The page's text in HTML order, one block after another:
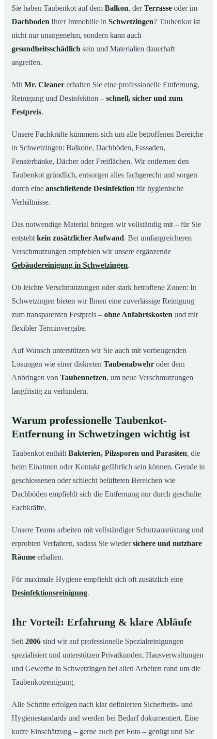
Taubenkot entfernen in Schwetzingen & Umgebung
05 Jetzt Angebot für die Taubenkot-Entfernung in
entfernt
Sie haben Taubenkot auf dem Balkon, derTerrasse oder im
Dachboden Ihrer Immobilie in Schwetzingen? Taubenkot ist
nicht nur unangenehm, sondern kann auch
gesundheitsschädlich sein und Materialien dauerhaft
angreifen.
Mit Mr. Cleaner erhalten Sie eine professionelle Entfernung,
Reinigung und Desinfektion – schnell, sicher und zum
Festpreis.
Unsere Fachkräfte kümmern sich um alle betroffenen Bereiche
in Schwetzingen: Balkone, Dachböden, Fassaden,
Fensterbänke, Dächer oder Freiflächen. Wir entfernen den
Taubenkot gründlich, entsorgen alles fachgerecht und sorgen
durch eine anschließende Desinfektion für hygienische
Verhältnisse.
Das notwendige Material bringen wir vollständig mit – für Sie
entsteht kein zusätzlicher Aufwand. Bei umfangreicheren
Verschmutzungen empfehlen wir unsere ergänzende
Gebäudereinigung in Schwetzingen.
Ob leichte Verschmutzungen oder stark betroffene Zonen: In
Schwetzingen bieten wir Ihnen eine zuverlässige Reinigung
zum transparenten Festpreis – ohne Anfahrtskosten und mit
flexibler Terminvergabe.
Auf Wunsch unterstützen wir Sie auch mit vorbeugenden
Lösungen wie einer diskreten Taubenabwehr oder dem
Anbringen von Taubennetzen, um neue Verschmutzungen
langfristig zu verhindern.
Warum professionelle Taubenkot-
Entfernung in Schwetzingen wichtig ist
Taubenkot enthält Bakterien, Pilzsporen und Parasiten, die
beim Einatmen oder Kontakt gefährlich sein können. Gerade in
geschlossenen oder schlecht belüfteten Bereichen wie
Dachböden empfiehlt sich die Entfernung nur durch geschulte
Fachkräfte.
Unsere Teams arbeiten mit vollständiger Schutzausrüstung und
erprobten Verfahren, sodass Sie wiedersichere und nutzbare
Räume erhalten.
Für maximale Hygiene empfiehlt sich oft zusätzlich eine
Desinfektionsreinigung.
Ihr Vorteil: Erfahrung & klare Abläufe
Seit 2006 sind wir auf professionelle Spezialreinigungen
spezialisiert und unterstützen Privatkunden, Hausverwaltungen
und Gewerbe in Schwetzingen bei allen Arbeiten rund um die
Taubenkotreinigung.
Alle Schritte erfolgen nach klar definierten Sicherheits- und
Hygienestandards und werden bei Bedarf dokumentiert. Eine
kurze Einschätzung – gerne auch per Foto – genügt und Sie